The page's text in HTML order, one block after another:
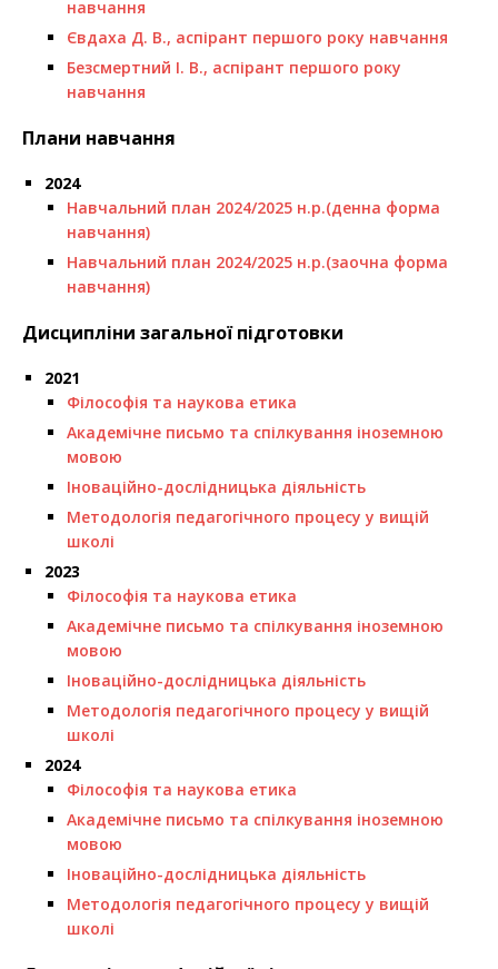
навчання
Євдаха Д. В., аспірант першого року навчання
Безсмертний І. В., аспірант першого року
навчання
Плани навчання
2024
Навчальний план 2024/2025 н.р.(денна форма
навчання)
Навчальний план 2024/2025 н.р.(заочна форма
навчання)
Дисципліни загальної підготовки
2021
Філософія та наукова етика
Академічне письмо та спілкування іноземною
мовою
Іноваційно-дослідницька діяльність
Методологія педагогічного процесу у вищій
школі
2023
Філософія та наукова етика
Академічне письмо та спілкування іноземною
мовою
Іноваційно-дослідницька діяльність
Методологія педагогічного процесу у вищій
школі
2024
Філософія та наукова етика
Академічне письмо та спілкування іноземною
мовою
Іноваційно-дослідницька діяльність
Методологія педагогічного процесу у вищій
школі